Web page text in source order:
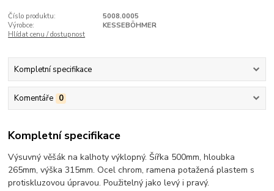
Číslo produktu:
5008.0005
Výrobce:
KESSEBÖHMER
Hlídat cenu / dostupnost
Kompletní specifikace
Komentáře 0
Kompletní specifikace
Výsuvný věšák na kalhoty výklopný. Šířka 500mm, hloubka
265mm, výška 315mm. Ocel chrom, ramena potažená plastem s
protiskluzovou úpravou. Použitelný jako levý i pravý.